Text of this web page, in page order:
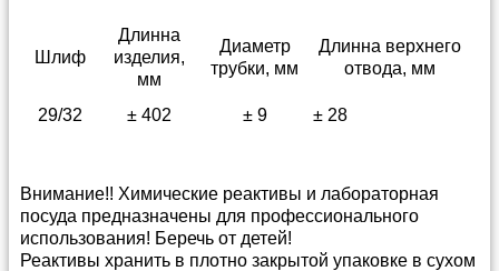
Шлиф
Длинна
изделия,
мм
Диаметр
трубки, мм
Длинна верхнего
отвода, мм
29/32 ± 402 ± 9 ± 28
Внимание!! Химические реактивы и лабораторная
посуда предназначены для профессионального
использования! Беречь от детей!
Реактивы хранить в плотно закрытой упаковке в сухом